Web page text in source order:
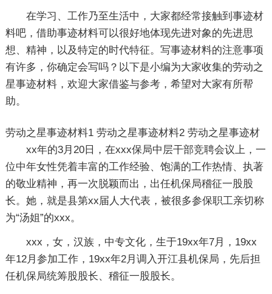
在学习、工作乃至生活中，大家都经常接触到事迹材
料吧，借助事迹材料可以很好地体现先进对象的先进思
想、精神，以及特定的时代特征。写事迹材料的注意事项
有许多，你确定会写吗？以下是小编为大家收集的劳动之
星事迹材料，欢迎大家借鉴与参考，希望对大家有所帮
助。
劳动之星事迹材料1
xx年的3月20日，在xxx保局中层干部竞聘会议上，一
位中年女性凭着丰富的工作经验、饱满的工作热情、执著
的敬业精神，再一次脱颖而出，出任机保局稽征一股股
长。她，就是县第xx届人大代表，被很多参保职工亲切称
为“汤姐”的xxx。
xxx，女，汉族，中专文化，生于19xx年7月，19xx
年12月参加工作，19xx年2月调入开江县机保局，先后担
任机保局统筹股股长、稽征一股股长。
劳动之星事迹材料2 劳动之星事迹材